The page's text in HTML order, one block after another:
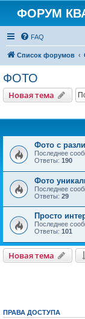
ФОРУМ
FAQ
Список форумов
ФОТО
Новая тема
Фото с
Последнее
Ответы: 190
Фото
Последнее
Ответы: 29
Просто
Последнее
Ответы: 101
Новая тема
ПРАВА ДОСТУПА